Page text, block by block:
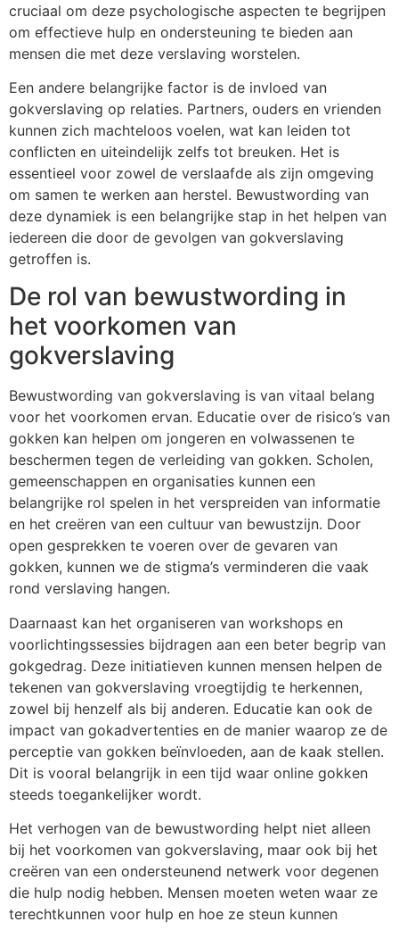
cruciaal om deze psychologische aspecten te begrijpen
om effectieve hulp en ondersteuning te bieden aan
mensen die met deze verslaving worstelen.
Een andere belangrijke factor is de invloed van
gokverslaving op relaties. Partners, ouders en vrienden
kunnen zich machteloos voelen, wat kan leiden tot
conflicten en uiteindelijk zelfs tot breuken. Het is
essentieel voor zowel de verslaafde als zijn omgeving
om samen te werken aan herstel. Bewustwording van
deze dynamiek is een belangrijke stap in het helpen van
iedereen die door de gevolgen van gokverslaving
getroffen is.
De rol van bewustwording in
het voorkomen van
gokverslaving
Bewustwording van gokverslaving is van vitaal belang
voor het voorkomen ervan. Educatie over de risico’s van
gokken kan helpen om jongeren en volwassenen te
beschermen tegen de verleiding van gokken. Scholen,
gemeenschappen en organisaties kunnen een
belangrijke rol spelen in het verspreiden van informatie
en het creëren van een cultuur van bewustzijn. Door
open gesprekken te voeren over de gevaren van
gokken, kunnen we de stigma’s verminderen die vaak
rond verslaving hangen.
Daarnaast kan het organiseren van workshops en
voorlichtingssessies bijdragen aan een beter begrip van
gokgedrag. Deze initiatieven kunnen mensen helpen de
tekenen van gokverslaving vroegtijdig te herkennen,
zowel bij henzelf als bij anderen. Educatie kan ook de
impact van gokadvertenties en de manier waarop ze de
perceptie van gokken beïnvloeden, aan de kaak stellen.
Dit is vooral belangrijk in een tijd waar online gokken
steeds toegankelijker wordt.
Het verhogen van de bewustwording helpt niet alleen
bij het voorkomen van gokverslaving, maar ook bij het
creëren van een ondersteunend netwerk voor degenen
die hulp nodig hebben. Mensen moeten weten waar ze
terechtkunnen voor hulp en hoe ze steun kunnen